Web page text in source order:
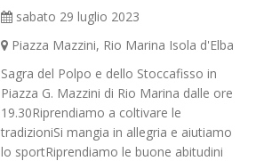
sabato 29 luglio 2023
Piazza Mazzini, Rio Marina Isola d'Elba
Sagra del Polpo e dello Stoccafisso in
Piazza G. Mazzini di Rio Marina dalle ore
19.30Riprendiamo a coltivare le
tradizioniSi mangia in allegria e aiutiamo
lo sportRiprendiamo le buone abitudini